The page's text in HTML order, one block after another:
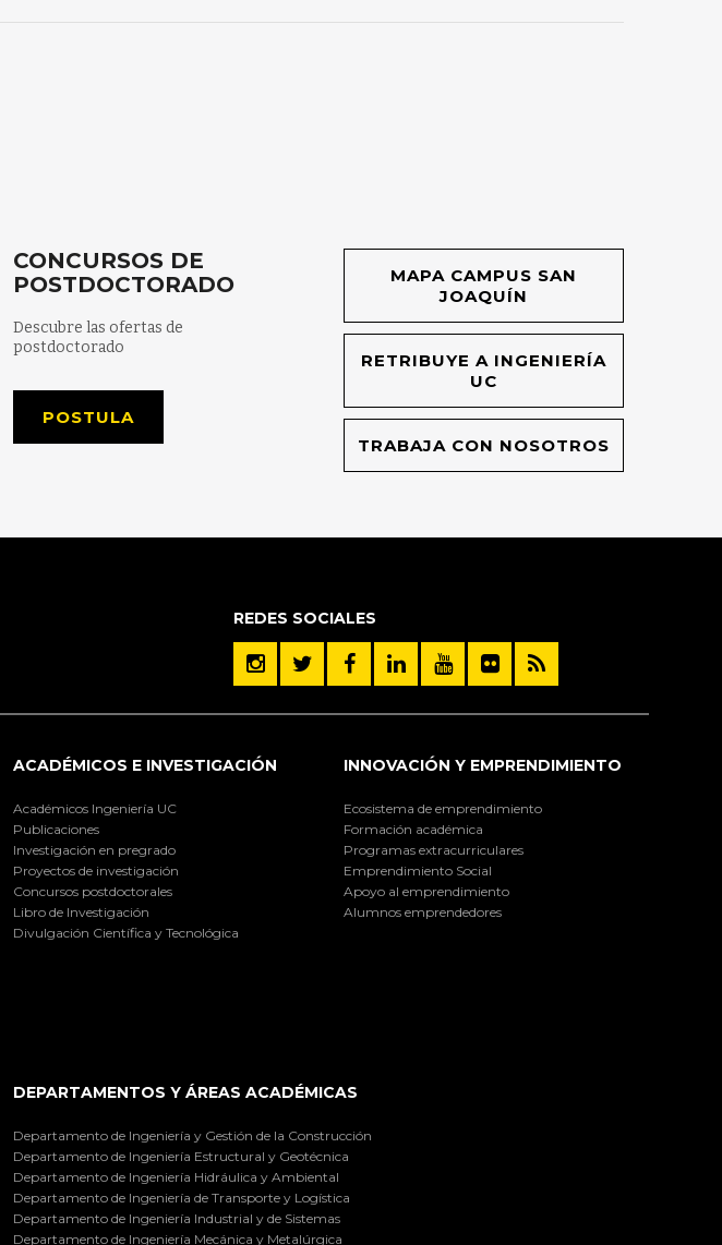
CONCURSOS DE
POSTDOCTORADO
Descubre las ofertas de
postdoctorado
POSTULA
MAPA CAMPUS SAN
JOAQUÍN
RETRIBUYE A INGENIERÍA
UC
TRABAJA CON NOSOTROS
REDES SOCIALES
ACADÉMICOS E INVESTIGACIÓN
Académicos Ingeniería UC
Publicaciones
Investigación en pregrado
Proyectos de investigación
Concursos postdoctorales
Libro de Investigación
Divulgación Científica y Tecnológica
INNOVACIÓN Y EMPRENDIMIENTO
Ecosistema de emprendimiento
Formación académica
Programas extracurriculares
Emprendimiento Social
Apoyo al emprendimiento
Alumnos emprendedores
DEPARTAMENTOS Y ÁREAS ACADÉMICAS
Departamento de Ingeniería y Gestión de la Construcción
Departamento de Ingeniería Estructural y Geotécnica
Departamento de Ingeniería Hidráulica y Ambiental
Departamento de Ingeniería de Transporte y Logística
Departamento de Ingeniería Industrial y de Sistemas
Departamento de Ingeniería Mecánica y Metalúrgica